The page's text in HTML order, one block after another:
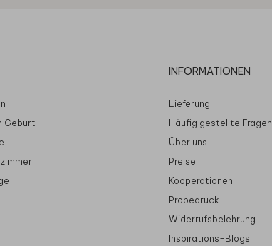
Geburt
INFORMATIONEN
Lieferung
Häufig gestellte Fragen
Über uns
Preise
Kooperationen
Probedruck
Widerrufsbelehrung
Inspirations-Blogs